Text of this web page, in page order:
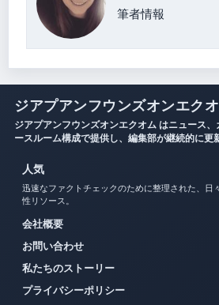
筆者情報
ジアプアンフウンズオンエク
ジアプアンフウンズオンエクオム はニュース
ースルーム構成で提供し、編集部が継続的に更
人気
迅速なファクトチェックのために整理された、日
性リソース。
会社概要
お問い合わせ
私たちのストーリー
プライバシーポリシー